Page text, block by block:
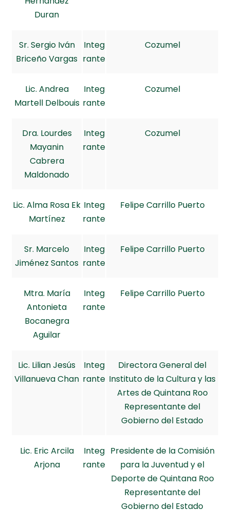
Duran
Sr. Sergio Iván
Briceño Vargas
Integ
rante
Cozumel
Lic. Andrea
Martell Delbouis
Integ
rante
Cozumel
Dra. Lourdes
Mayanin
Cabrera
Maldonado
Integ
rante
Cozumel
Lic. Alma Rosa Ek
Martínez
Integ
rante
Felipe Carrillo Puerto
Sr. Marcelo
Jiménez Santos
Integ
rante
Felipe Carrillo Puerto
Mtra. María
Antonieta
Bocanegra
Aguilar
Integ
rante
Felipe Carrillo Puerto
Lic. Lilian Jesús
Villanueva Chan
Integ
rante
Directora General del
Instituto de la Cultura y las
Artes de Quintana Roo
Representante del
Gobierno del Estado
Lic. Eric Arcila
Arjona
Integ
rante
Presidente de la Comisión
para la Juventud y el
Deporte de Quintana Roo
Representante del
Gobierno del Estado